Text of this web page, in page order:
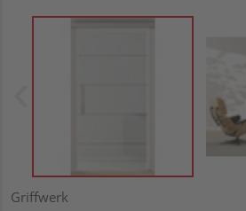
Griffwerk